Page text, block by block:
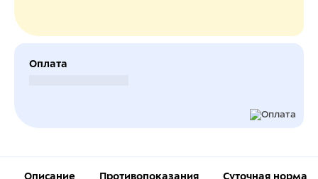
Оплата
Описание Противопоказания Суточная норма